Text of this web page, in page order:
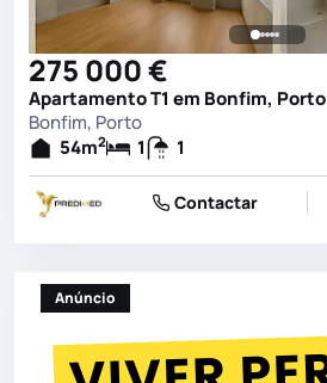
275 000 €
Apartamento T1 em Bonfim, Porto
Bonfim, Porto
54m2 1 1
Contactar
Anúncio